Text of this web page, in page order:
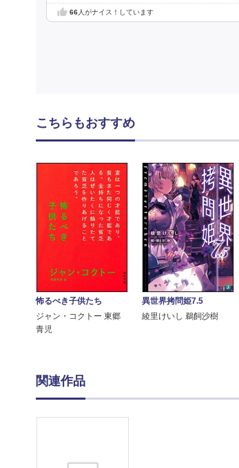
66人がナイス！しています
こちらもおすすめ
怖るべき子供たち
ジャン・コクトー 東郷
青児
異世界拷問姫7.5
綾里けいし 鵜飼沙樹
関連作品